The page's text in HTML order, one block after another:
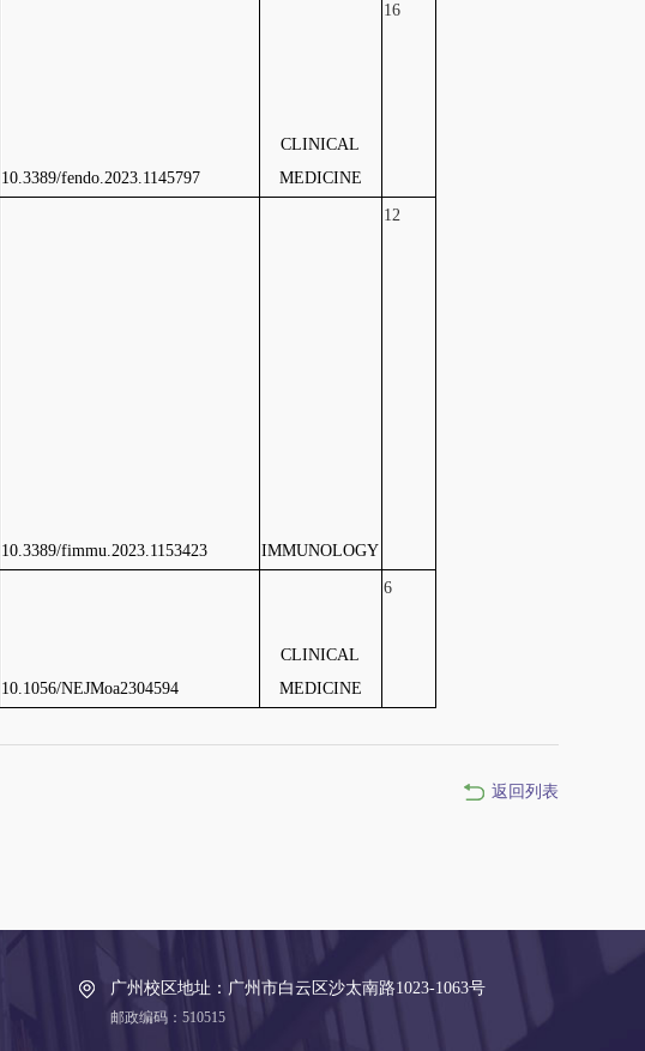
10.3389/fendo.2023.1145797
CLINICAL
MEDICINE
16
10.3389/fimmu.2023.1153423 IMMUNOLOGY
12
10.1056/NEJMoa2304594
CLINICAL
MEDICINE
6
返回列表
广州校区地址：广州市白云区沙太南路1023-1063号
邮政编码：510515